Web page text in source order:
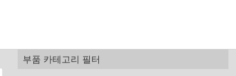
부품 카테고리 필터